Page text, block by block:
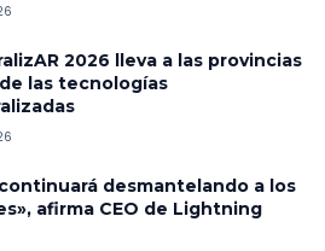
2026 lleva a las provincias
las tecnologías
desmantelando a los
afirma CEO de Lightning